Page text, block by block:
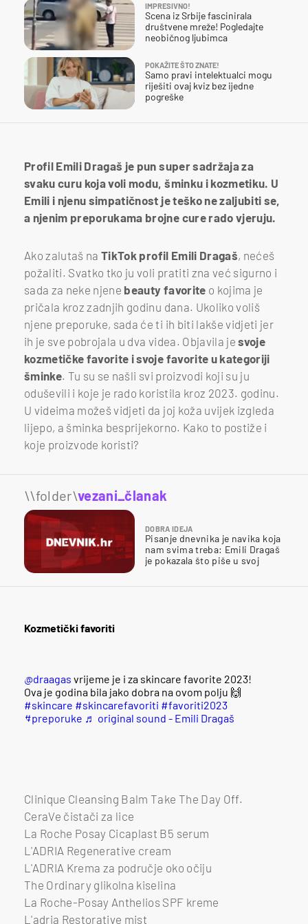
IMPRESIVNO!
Scena iz Srbije fascinirala
društvene mreže! Pogledajte
neobičnog ljubimca
POKAŽITE ŠTO ZNATE!
Samo pravi intelektualci mogu
riješiti ovaj kviz bez ijedne
pogreške
Profil Emili Dragaš je pun super sadržaja za
svaku curu koja voli modu, šminku i kozmetiku. U
Emili i njenu simpatičnost je teško ne zaljubiti se,
a njenim preporukama brojne cure rado vjeruju.
Ako zalutaš na TikTok profil Emili Dragaš, nećeš
požaliti. Svatko tko ju voli pratiti zna već sigurno i
sada za neke njene beauty favorite o kojima je
pričala kroz zadnjih godinu dana. Ukoliko voliš
njene preporuke, sada će ti ih biti lakše vidjeti jer
ih je sve pobrojala u dva videa. Objavila jesvoje
kozmetičke favorite i svoje favorite u kategoriji
šminke. Tu su se našli svi proizvodi koji su ju
oduševili i koje je rado koristila kroz 2023. godinu.
U videima možeš vidjeti da joj koža uvijek izgleda
lijepo, a šminka besprijekorno. Kako to postiže i
koje proizvode koristi?
\\folder\vezani_članak
DOBRA IDEJA
Pisanje dnevnika je navika koja
nam svima treba: Emili Dragaš
je pokazala što piše u svoj
Kozmetički favoriti
@draagas vrijeme je i za skincare favorite 2023!
Ova je godina bila jako dobra na ovom polju 🙌
#skincare #skincarefavoriti #favoriti2023
#preporuke ♬ original sound - Emili Dragaš
Clinique Cleansing Balm Take The Day Off.
CeraVe čistači za lice
La Roche Posay Cicaplast B5 serum
L'ADRIA Regenerative cream
L'ADRIA Krema za područje oko očiju
The Ordinary glikolna kiselina
La Roche-Posay Anthelios SPF kreme
L'adria Restorative mist